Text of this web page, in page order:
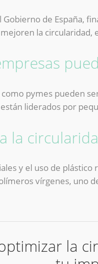
Gobierno de España,
la circularidad,
pymes pueden
liderados por
la
y el uso de
vírgenes, uno
la